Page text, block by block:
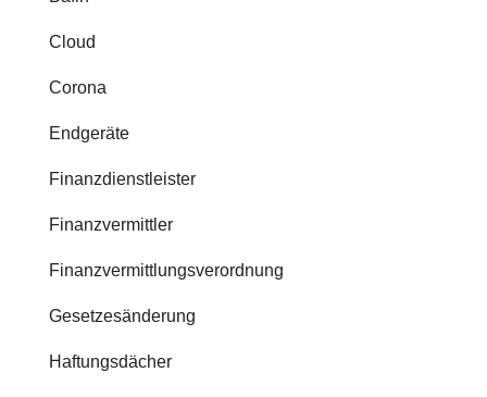
Cloud
Corona
Endgeräte
Finanzdienstleister
Finanzvermittler
Finanzvermittlungsverordnung
Gesetzesänderung
Haftungsdächer